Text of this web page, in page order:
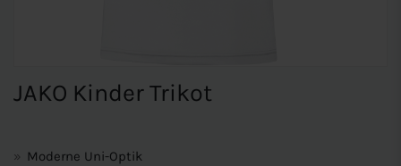
JAKO Kinder Trikot
Moderne Uni-Optik